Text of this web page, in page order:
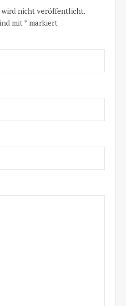
wird nicht veröffentlicht.
mit * markiert